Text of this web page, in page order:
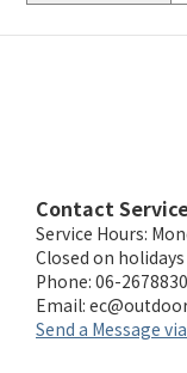
Contact
Service Hours:
Closed on holidays
Phone: 06-2678830
Email:
Send a Message